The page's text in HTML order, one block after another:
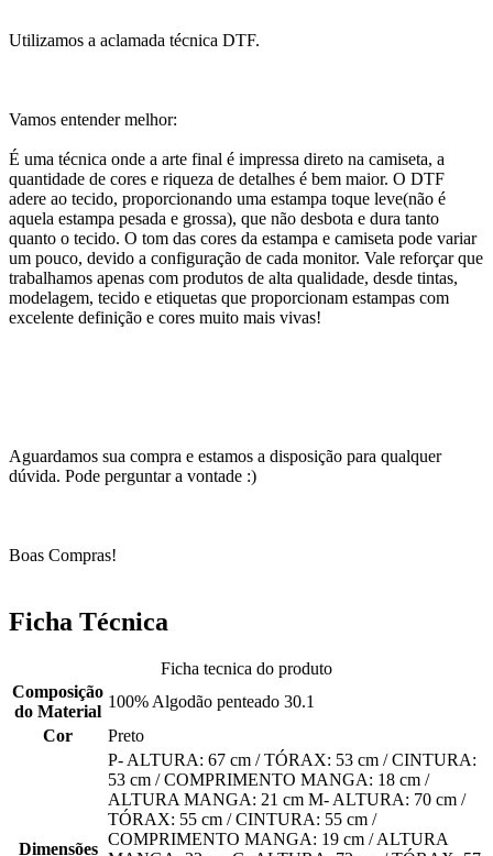
Utilizamos a aclamada técnica DTF.
Vamos entender melhor:
É uma técnica onde a arte final é impressa direto na camiseta, a
quantidade de cores e riqueza de detalhes é bem maior. O DTF
adere ao tecido, proporcionando uma estampa toque leve(não é
aquela estampa pesada e grossa), que não desbota e dura tanto
quanto o tecido. O tom das cores da estampa e camiseta pode variar
um pouco, devido a configuração de cada monitor. Vale reforçar que
trabalhamos apenas com produtos de alta qualidade, desde tintas,
modelagem, tecido e etiquetas que proporcionam estampas com
excelente definição e cores muito mais vivas!
Aguardamos sua compra e estamos a disposição para qualquer
dúvida. Pode perguntar a vontade :)
Boas Compras!
Ficha Técnica
Ficha tecnica do produto
Composição
do Material
100% Algodão penteado 30.1
Cor
Preto
Dimensões
P- ALTURA: 67 cm / TÓRAX: 53 cm / CINTURA:
53 cm / COMPRIMENTO MANGA: 18 cm /
ALTURA MANGA: 21 cm M- ALTURA: 70 cm /
TÓRAX: 55 cm / CINTURA: 55 cm /
COMPRIMENTO MANGA: 19 cm / ALTURA